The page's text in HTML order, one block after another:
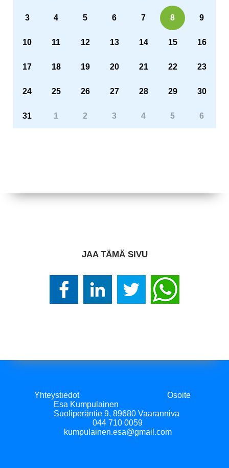
3 4 5 6 7 8 9
10 11 12 13 14 15 16
17 18 19 20 21 22 23
24 25 26 27 28 29 30
31 1 2 3 4 5 6
JAA TÄMÄ SIVU
Yhteystiedot Osoite
Esa Kumpulainen
Suoliperäntie 9, 89680 Vaaranniva
044 710 0059
kumpulainen.esa@gmail.com